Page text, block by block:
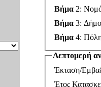
Βήμα 2:
Βήμα 3:
Βήμα 4:
Λεπτομερή
Έκταση/
Έτος